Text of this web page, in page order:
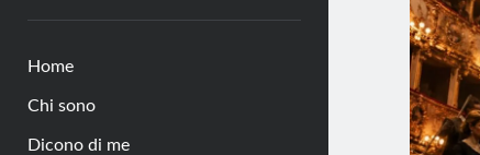
Home
Chi sono
Dicono di me